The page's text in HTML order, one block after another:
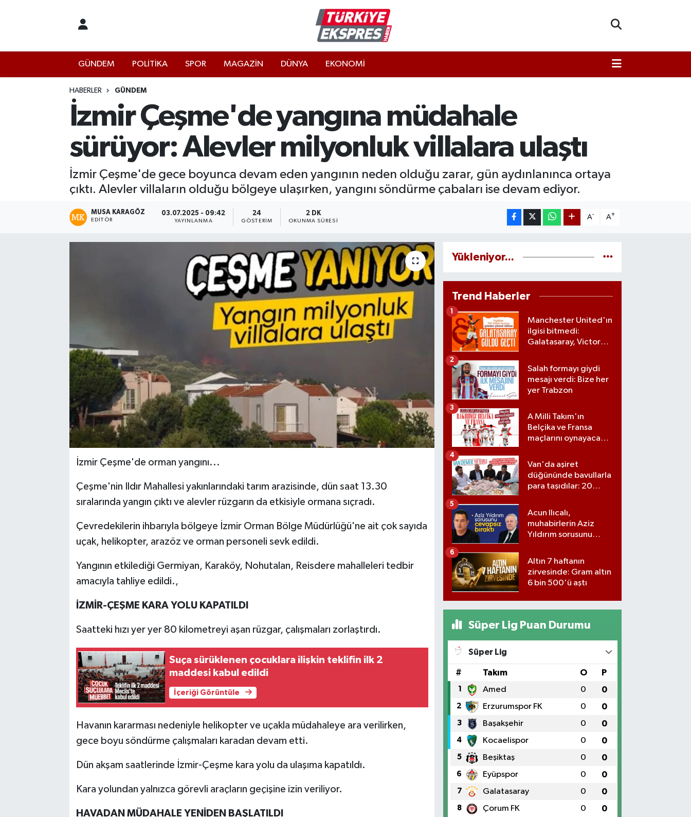
GÜNDEM POLİTİKA SPOR MAGAZİN DÜNYA EKONOMİ
HABERLER GÜNDEM
İzmir Çeşme'de yangına müdahale
sürüyor: Alevler milyonluk villalara ulaştı
İzmir Çeşme'de gece boyunca devam eden yangının neden olduğu zarar, gün aydınlanınca ortaya
çıktı. Alevler villaların olduğu bölgeye ulaşırken, yangını söndürme çabaları ise devam ediyor.
MUSA KARAGÖZ
EDITÖR
03.07.2025 - 09:42
YAYINLANMA
24
GÖSTERIM
2 DK
OKUNMA SÜRESI
A- A+
İzmir Çeşme'de orman yangını...
Çeşme'nin Ildır Mahallesi yakınlarındaki tarım arazisinde, dün saat 13.30
sıralarında yangın çıktı ve alevler rüzgarın da etkisiyle ormana sıçradı.
Çevredekilerin ihbarıyla bölgeye İzmir Orman Bölge Müdürlüğü'ne ait çok sayıda
uçak, helikopter, arazöz ve orman personeli sevk edildi.
Yangının etkilediği Germiyan, Karaköy, Nohutalan, Reisdere mahalleleri tedbir
amacıyla tahliye edildi.,
İZMİR-ÇEŞME KARA YOLU KAPATILDI
Saatteki hızı yer yer 80 kilometreyi aşan rüzgar, çalışmaları zorlaştırdı.
Suça sürüklenen çocuklara ilişkin teklifin ilk 2
maddesi kabul edildi
İçeriği Görüntüle
Havanın kararması nedeniyle helikopter ve uçakla müdahaleye ara verilirken,
gece boyu söndürme çalışmaları karadan devam etti.
Dün akşam saatlerinde İzmir-Çeşme kara yolu da ulaşıma kapatıldı.
Kara yolundan yalnızca görevli araçların geçişine izin veriliyor.
HAVADAN MÜDAHALE YENİDEN BAŞLATILDI
Yükleniyor...
Trend Haberler
Manchester United'ın
ilgisi bitmedi:
Galatasaray, Victor
kararını verdi
1
Salah formayı giydi
mesajı verdi: Bize her
yer Trabzon
2
A Milli Takım'ın
Belçika ve Fransa
maçlarını oynayacağı
3
Van'da aşiret
düğününde bavullarla
para taşıdılar: 20
kilolarla altın
4
Acun Ilıcalı,
muhabirlerin Aziz
Yıldırım sorusunu
5
Altın 7 haftanın
zirvesinde: Gram altın
6 bin 500'ü aştı
6
Süper Lig Puan Durumu
Süper Lig
# Takım O P
1 Amed 0 0
2 Erzurumspor FK 0 0
3 Başakşehir 0 0
4 Kocaelispor 0 0
5 Beşiktaş 0 0
6 Eyüpspor 0 0
7 Galatasaray 0 0
8 Çorum FK 0 0
İstanbul Hava Durumu
İstanbul Namaz Vakitleri
İstanbul Trafik Yoğunluk Haritası
Süper Lig Puan Durumu ve Fikstür
Tüm Manşetler
Son Dakika Haberleri
Haber Arşivi